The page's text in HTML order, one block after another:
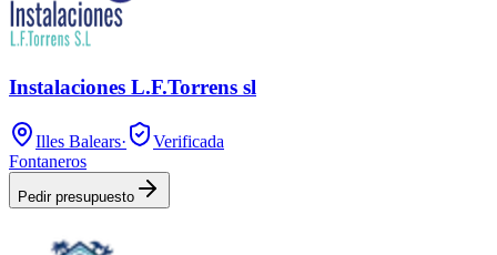
Instalaciones L.F.Torrens sl
Illes Balears·
Verificada
Fontaneros
Pedir presupuesto